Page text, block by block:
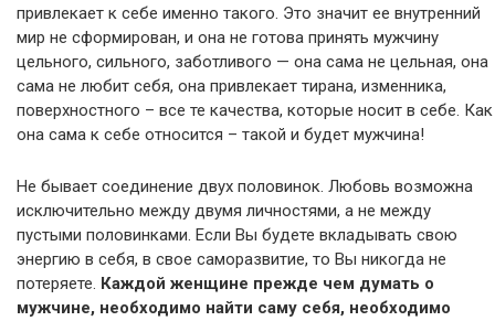
привлекает к себе именно такого. Это значит ее внутренний
мир не сформирован, и она не готова принять мужчину
цельного, сильного, заботливого — она сама не цельная, она
сама не любит себя, она привлекает тирана, изменника,
поверхностного – все те качества, которые носит в себе. Как
она сама к себе относится – такой и будет мужчина!
Не бывает соединение двух половинок. Любовь возможна
исключительно между двумя личностями, а не между
пустыми половинками. Если Вы будете вкладывать свою
энергию в себя, в свое саморазвитие, то Вы никогда не
потеряете. Каждой женщине прежде чем думать о
мужчине, необходимо найти саму себя, необходимо